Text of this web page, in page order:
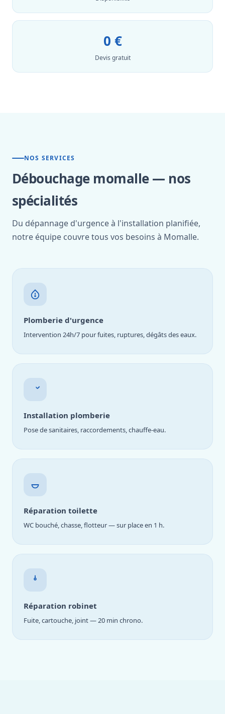
0 €
Devis gratuit
NOS SERVICES
Débouchage momalle — nos
spécialités
Du dépannage d'urgence à l'installation planifiée,
notre équipe couvre tous vos besoins à Momalle.
Plomberie d'urgence
Intervention 24h/7 pour fuites, ruptures, dégâts des eaux.
Installation plomberie
Pose de sanitaires, raccordements, chauffe-eau.
Réparation toilette
WC bouché, chasse, flotteur — sur place en 1 h.
Réparation robinet
Fuite, cartouche, joint — 20 min chrono.